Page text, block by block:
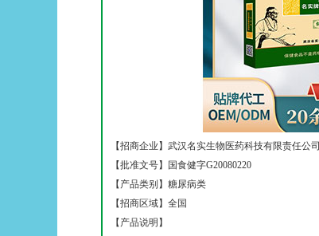
【招商企业】 武汉名实生物医药科技有限责任公司
【批准文号】
国食健字G20080220
【产品类别】 糖尿病类
【招商区域】 全国
【产品说明】